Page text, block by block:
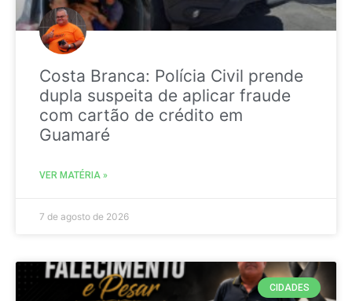
Costa Branca: Polícia Civil prende
dupla suspeita de aplicar fraude
com cartão de crédito em
Guamaré
VER MATÉRIA »
7 de agosto de 2026
CIDADES